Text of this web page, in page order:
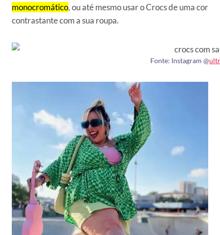
monocromático, ou até mesmo usar o Crocs de uma cor
contrastante com a sua roupa.
Fonte: Instagram @